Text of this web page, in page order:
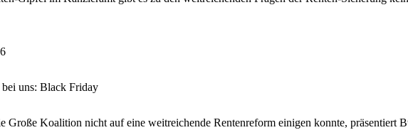
bei uns: Black Friday
Große Koalition nicht auf eine weitreichende Rentenreform einigen konnte, präsentiert